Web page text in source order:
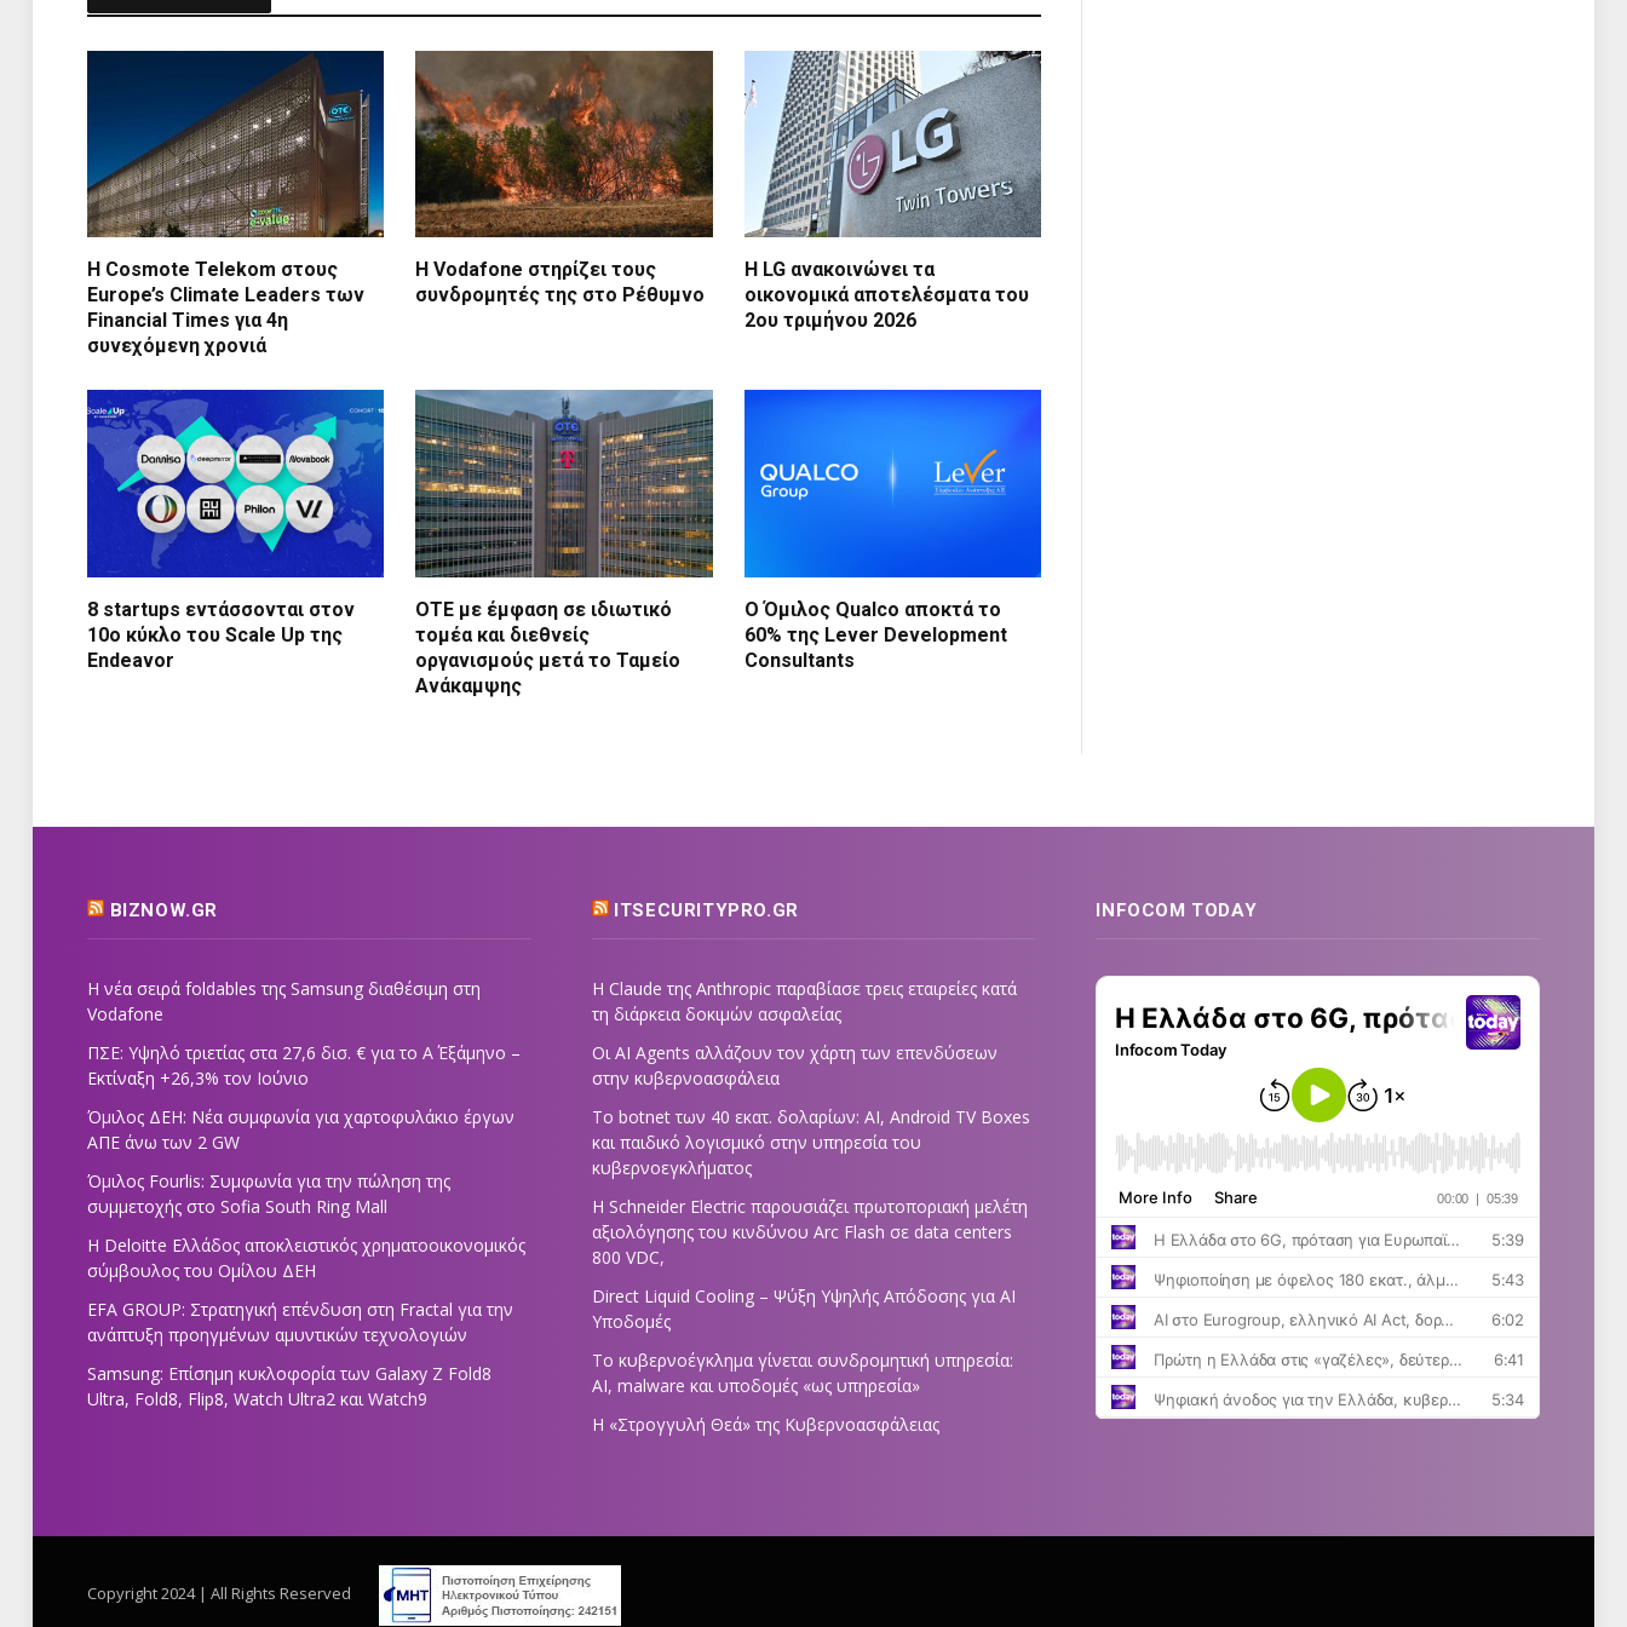
Η Cosmote Telekom στους
Europe’s Climate Leaders των
Financial Times για 4η
συνεχόμενη χρονιά
Η Vodafone στηρίζει τους
συνδρομητές της στο Ρέθυμνο
Η LG ανακοινώνει τα
οικονομικά αποτελέσματα του
2ου τριμήνου 2026
8 startups εντάσσονται στον
10ο κύκλο του Scale Up της
Endeavor
ΟΤΕ με έμφαση σε ιδιωτικό
τομέα και διεθνείς
οργανισμούς μετά το Ταμείο
Ανάκαμψης
Ο Όμιλος Qualco αποκτά το
60% της Lever Development
Consultants
BIZNOW.GR
Η νέα σειρά foldables της Samsung διαθέσιμη στη
Vodafone
ΠΣΕ: Υψηλό τριετίας στα 27,6 δισ. € για το Α΄ Εξάμηνο –
Εκτίναξη +26,3% τον Ιούνιο
Όμιλος ΔΕΗ: Νέα συμφωνία για χαρτοφυλάκιο έργων
ΑΠΕ άνω των 2 GW
Όμιλος Fourlis: Συμφωνία για την πώληση της
συμμετοχής στο Sofia South Ring Mall
Η Deloitte Ελλάδος αποκλειστικός χρηματοοικονομικός
σύμβουλος του Ομίλου ΔΕΗ
EFA GROUP: Στρατηγική επένδυση στη Fractal για την
ανάπτυξη προηγμένων αμυντικών τεχνολογιών
Samsung: Επίσημη κυκλοφορία των Galaxy Z Fold8
Ultra, Fold8, Flip8, Watch Ultra2 και Watch9
ITSECURITYPRO.GR
Η Claude της Anthropic παραβίασε τρεις εταιρείες κατά
τη διάρκεια δοκιμών ασφαλείας
Οι AI Agents αλλάζουν τον χάρτη των επενδύσεων
στην κυβερνοασφάλεια
Το botnet των 40 εκατ. δολαρίων: AI, Android TV Boxes
και παιδικό λογισμικό στην υπηρεσία του
κυβερνοεγκλήματος
Η Schneider Electric παρουσιάζει πρωτοποριακή μελέτη
αξιολόγησης του κινδύνου Arc Flash σε data centers
800 VDC,
Direct Liquid Cooling – Ψύξη Υψηλής Απόδοσης για AI
Υποδομές
Το κυβερνοέγκλημα γίνεται συνδρομητική υπηρεσία:
AI, malware και υποδομές «ως υπηρεσία»
Η «Στρογγυλή Θεά» της Κυβερνοασφάλειας
INFOCOM TODAY
Copyright 2024 | All Rights Reserved